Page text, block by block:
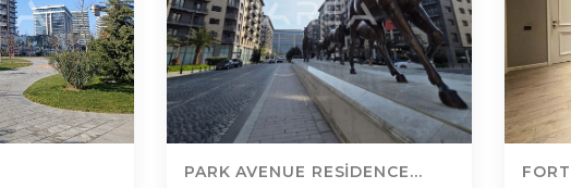
PARK AVENUE RESİDENCE...